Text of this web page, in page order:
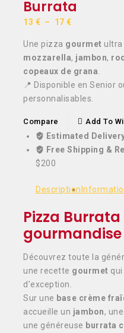
Burrata
13 € – 17 €
Une pizza gourmet ultra
mozzarella, jambon,
copeaux de grana
📍 Disponible en Senior
personnalisables.
Compare Add To
Estimated
Free Shipping &
$200
Description
Pizza
Découvrez toute la
une recette gourmet
d’exception.
Sur une base crème
accueille un jambon,
une généreuse burrata